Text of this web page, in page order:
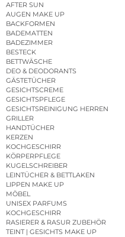
AFTER SUN
AUGEN MAKE UP
BACKFORMEN
BADEMATTEN
BADEZIMMER
BESTECK
BETTWÄSCHE
DEO & DEODORANTS
GÄSTETÜCHER
GESICHTSCREME
GESICHTSPFLEGE
GESICHTSREINIGUNG HERREN
GRILLER
HANDTÜCHER
KERZEN
KOCHGESCHIRR
KÖRPERPFLEGE
KUGELSCHREIBER
LEINTÜCHER & BETTLAKEN
LIPPEN MAKE UP
MÖBEL
UNISEX PARFUMS
KOCHGESCHIRR
RASIERER & RASUR ZUBEHÖR
TEINT | GESICHTS MAKE UP